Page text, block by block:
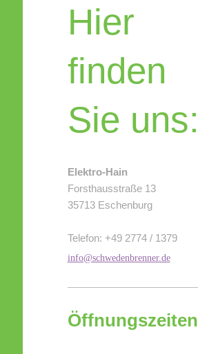
Hier
finden
Sie uns:
Elektro-Hain
Forsthausstraße 13
35713 Eschenburg
Telefon: +49 2774 / 1379
info@schwedenbrenner.de
Öffnungszeiten